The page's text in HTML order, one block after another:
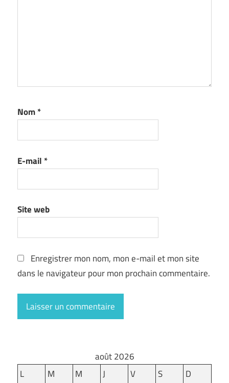
Nom*
E-mail *
Site web
Enregistrer mon nom, mon e-mail et mon site
dans le navigateur pour mon prochain commentaire.
août 2026
L
M M J V S D